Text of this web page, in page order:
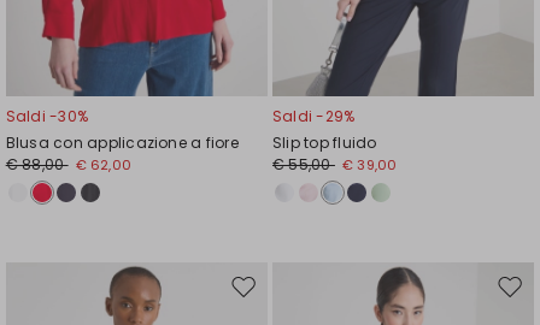
Saldi -30%
Blusa con applicazione a fiore
€ 88,00 € 62,00
Saldi -29%
Slip top fluido
€ 55,00 € 39,00
Sposta